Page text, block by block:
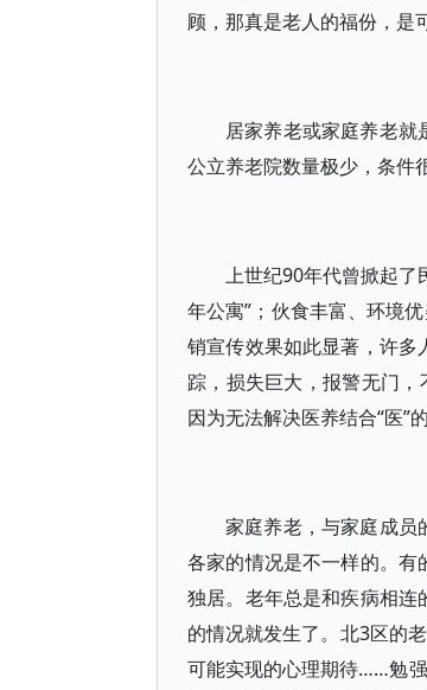
顾，那真是老人的福份，是
居家养老或家庭养老
公立养老院数量极少，条件
上世纪90年代曾掀起了
年公寓”；伙食丰富、环境
销宣传效果如此显著，许
踪，损失巨大，报警无门，
因为无法解决医养结合“医”
家庭养老，与家庭成员
各家的情况是不一样的。
独居。老年总是和疾病相
的情况就发生了。北3区的
可能实现的心理期待……勉